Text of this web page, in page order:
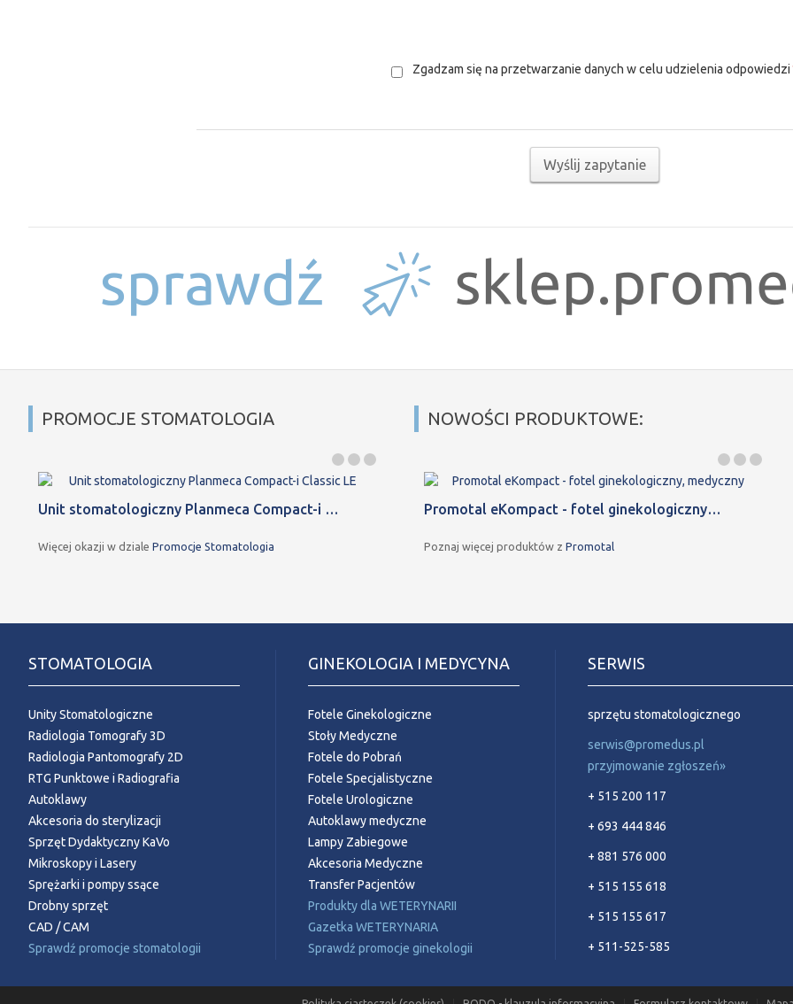
Zgadzam się na przetwarzanie danych w celu udzielenia odpowiedzi
Wyślij zapytanie
PROMOCJE STOMATOLOGIA
Unit stomatologiczny Planmeca Compact-i …
Więcej okazji w dziale Promocje Stomatologia
NOWOŚCI PRODUKTOWE:
Promotal eKompact - fotel ginekologiczny…
Poznaj więcej produktów z Promotal
STOMATOLOGIA
Unity Stomatologiczne
Radiologia Tomografy 3D
Radiologia Pantomografy 2D
RTG Punktowe i Radiografia
Autoklawy
Akcesoria do sterylizacji
Sprzęt Dydaktyczny KaVo
Mikroskopy i Lasery
Sprężarki i pompy ssące
Drobny sprzęt
CAD / CAM
Sprawdź promocje stomatologii
GINEKOLOGIA I MEDYCYNA
Fotele Ginekologiczne
Stoły Medyczne
Fotele do Pobrań
Fotele Specjalistyczne
Fotele Urologiczne
Autoklawy medyczne
Lampy Zabiegowe
Akcesoria Medyczne
Transfer Pacjentów
Produkty dla WETERYNARII
Gazetka WETERYNARIA
Sprawdź promocje ginekologii
SERWIS
sprzętu stomatologicznego
serwis@promedus.pl
przyjmowanie zgłoszeń»
+ 515 200 117
+ 693 444 846
+ 881 576 000
+ 515 155 618
+ 515 155 617
+ 511-525-585